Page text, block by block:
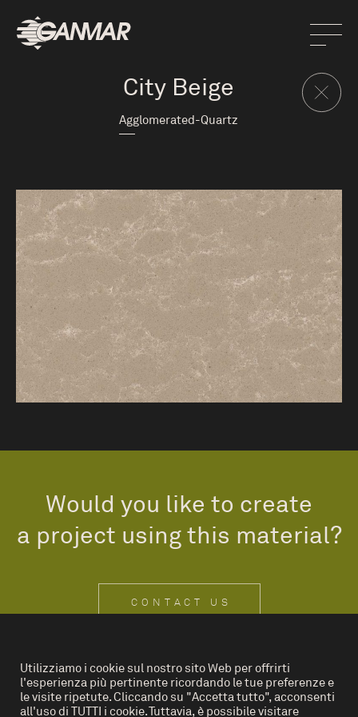
City Beige
Agglomerated-Quartz
Would you like to create
a project using this material?
CONTACT US
IT EN
Utilizziamo i cookie sul nostro sito Web per offrirti
l'esperienza più pertinente ricordando le tue preferenze e
le visite ripetute. Cliccando su "Accetta tutto", acconsenti
all'uso di TUTTI i cookie. Tuttavia, è possibile visitare